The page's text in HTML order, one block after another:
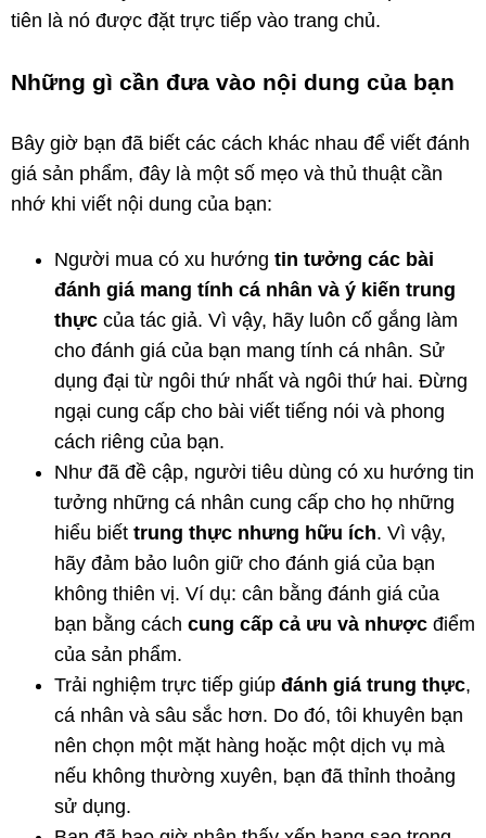
tiên là nó được đặt trực tiếp vào trang chủ.
Những gì cần đưa vào nội dung của bạn
Bây giờ bạn đã biết các cách khác nhau để viết đánh
giá sản phẩm, đây là một số mẹo và thủ thuật cần
nhớ khi viết nội dung của bạn:
Người mua có xu hướng tin tưởng các bài
đánh giá mang tính cá nhân và ý kiến trung
thực của tác giả. Vì vậy, hãy luôn cố gắng làm
cho đánh giá của bạn mang tính cá nhân. Sử
dụng đại từ ngôi thứ nhất và ngôi thứ hai. Đừng
ngại cung cấp cho bài viết tiếng nói và phong
cách riêng của bạn.
Như đã đề cập, người tiêu dùng có xu hướng tin
tưởng những cá nhân cung cấp cho họ những
hiểu biết trung thực nhưng hữu ích. Vì vậy,
hãy đảm bảo luôn giữ cho đánh giá của bạn
không thiên vị. Ví dụ: cân bằng đánh giá của
bạn bằng cách cung cấp cả ưu và nhược điểm
của sản phẩm.
Trải nghiệm trực tiếp giúp đánh giá trung thực,
cá nhân và sâu sắc hơn. Do đó, tôi khuyên bạn
nên chọn một mặt hàng hoặc một dịch vụ mà
nếu không thường xuyên, bạn đã thỉnh thoảng
sử dụng.